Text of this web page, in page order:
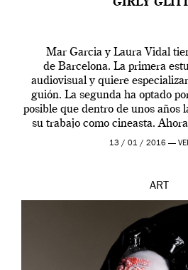
GIRLY
Mar Garcia y Laura Vidal
de Barcelona. La primera
audiovisual y quiere
guión. La segunda ha optado
posible que dentro de unos años
su trabajo como cineasta.
contarnos
13 / 01 / 2016 —
ART